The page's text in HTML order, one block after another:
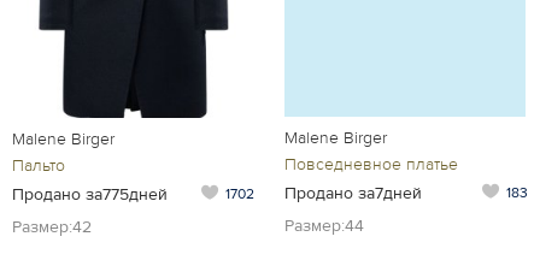
Malene Birger
Пальто
Продано за775дней
1702
Размер:42
Malene Birger
Повседневное платье
Продано за7дней
183
Размер:44